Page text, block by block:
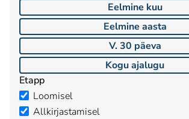
Eelmine kuu
Eelmine aasta
V. 30 päeva
Kogu ajalugu
Etapp
Loomisel
Allkirjastamisel